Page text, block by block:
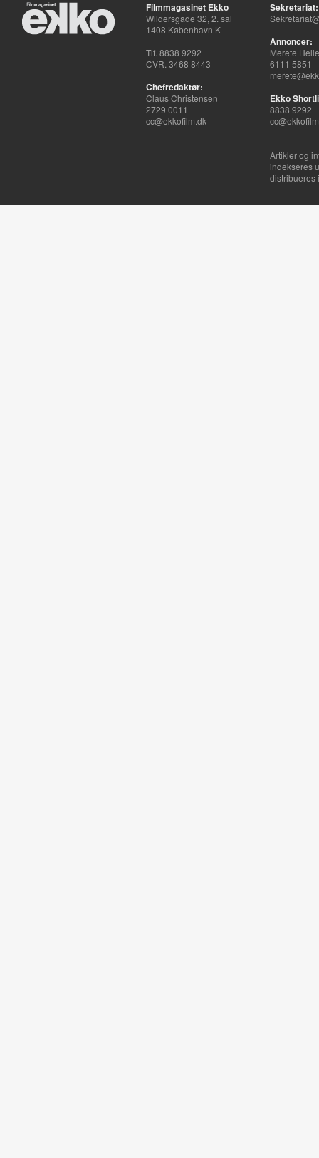
Filmmagasinet Ekko
Wildersgade 32, 2. sal
1408 København K
Tlf. 8838 9292
CVR. 3468 8443
Chefredaktør:
Claus Christensen
2729 0011
cc@ekkofilm.dk
Sekretariat:
Annoncer:
Merete
6111 5851
Ekko
8838 9292
Artikler og
indekseres
distribueres